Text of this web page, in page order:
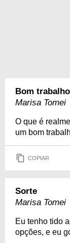
Bom trabalho
Marisa Tomei
O que é
um bom
COPIAR
Sorte
Marisa Tomei
Eu tenho tido
opções, e eu